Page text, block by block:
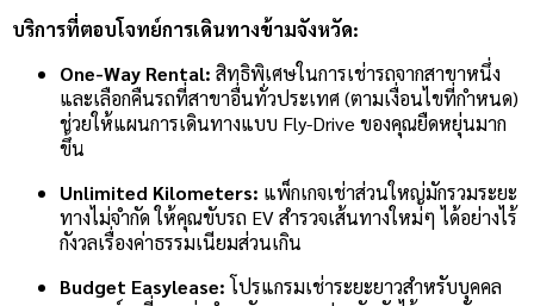
บริการที่ตอบโจทย์การเดินทางข้ามจังหวัด:
One-Way Rental: สิทธิพิเศษในการเช่ารถจากสาขาหนึ่ง
และเลือกคืนรถที่สาขาอื่นทั่วประเทศ (ตามเงื่อนไขที่กำหนด)
ช่วยให้แผนการเดินทางแบบ Fly-Drive ของคุณยืดหยุ่นมาก
ขึ้น
Unlimited Kilometers: แพ็กเกจเช่าส่วนใหญ่มักรวมระยะ
ทางไม่จำกัด ให้คุณขับรถ EV สำรวจเส้นทางใหม่ๆ ได้อย่างไร้
กังวลเรื่องค่าธรรมเนียมส่วนเกิน
Budget Easylease: โปรแกรมเช่าระยะยาวสำหรับบุคคล